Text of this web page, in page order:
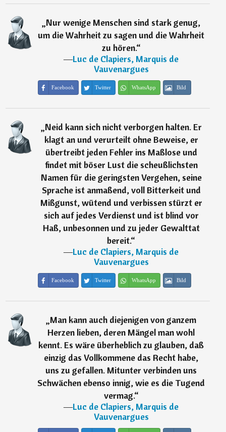
„Nur wenige Menschen sind stark genug,
um die Wahrheit zu sagen und die Wahrheit
zu hören.“
―Luc de Clapiers, Marquis de
Vauvenargues
Facebook Twitter WhatsApp Bild
„Neid kann sich nicht verborgen halten. Er
klagt an und verurteilt ohne Beweise, er
übertreibt jeden Fehler ins Maßlose und
findet mit böser Lust die scheußlichsten
Namen für die geringsten Vergehen, seine
Sprache ist anmaßend, voll Bitterkeit und
Mißgunst, wütend und verbissen stürzt er
sich auf jedes Verdienst und ist blind vor
Haß, unbesonnen und zu jeder Gewalttat
bereit.“
―Luc de Clapiers, Marquis de
Vauvenargues
Facebook Twitter WhatsApp Bild
„Man kann auch diejenigen von ganzem
Herzen lieben, deren Mängel man wohl
kennt. Es wäre überheblich zu glauben, daß
einzig das Vollkommene das Recht habe,
uns zu gefallen. Mitunter verbinden uns
Schwächen ebenso innig, wie es die Tugend
vermag.“
―Luc de Clapiers, Marquis de
Vauvenargues